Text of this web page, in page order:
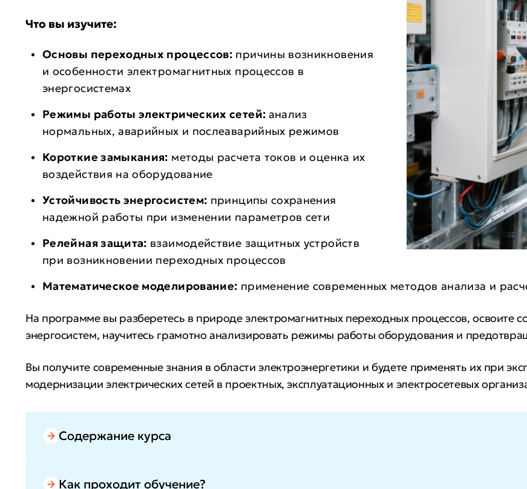
Что вы изучите:
Основы переходных процессов: причины возникновения
и особенности электромагнитных процессов в
энергосистемах
Режимы работы электрических сетей: анализ
нормальных, аварийных и послеаварийных режимов
Короткие замыкания: методы расчета токов и оценка их
воздействия на оборудование
Устойчивость энергосистем: принципы сохранения
надежной работы при изменении параметров сети
Релейная защита: взаимодействие защитных устройств
при возникновении переходных процессов
Математическое моделирование: применение современных методов анализа и
На программе вы разберетесь в природе электромагнитных переходных процессов, освоите
энергосистем, научитесь грамотно анализировать режимы работы оборудования и
Вы получите современные знания в области электроэнергетики и будете применять их при
модернизации электрических сетей в проектных, эксплуатационных и электросетевых
С новыми компетенциями вы сможете участвовать в сложных инженерных проектах,
повышение заработной платы.
Содержание курса
Как проходит обучение?